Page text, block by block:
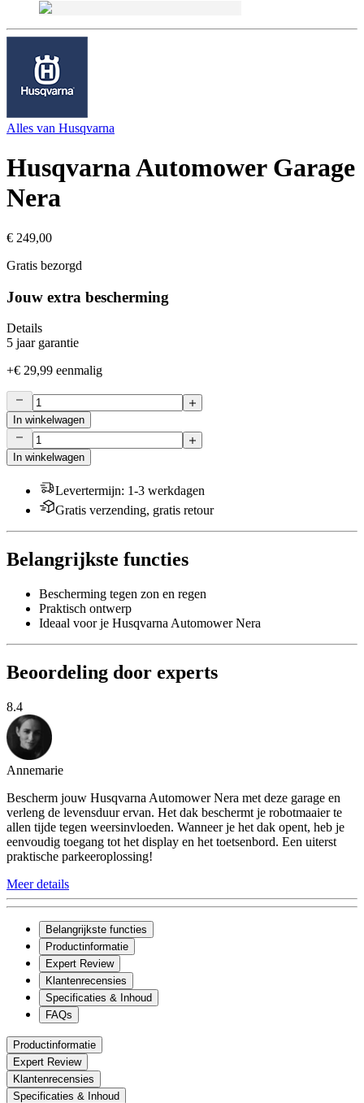
Alles van Husqvarna
Husqvarna Automower Garage
Nera
€ 249,00
Gratis bezorgd
Jouw extra bescherming
Details
5 jaar garantie
+€ 29,99 eenmalig
In winkelwagen
In winkelwagen
Levertermijn: 1-3 werkdagen
Gratis verzending, gratis retour
Belangrijkste functies
Bescherming tegen zon en regen
Praktisch ontwerp
Ideaal voor je Husqvarna Automower Nera
Beoordeling door experts
8.4
Annemarie
Bescherm jouw Husqvarna Automower Nera met deze garage en
verleng de levensduur ervan. Het dak beschermt je robotmaaier te
allen tijde tegen weersinvloeden. Wanneer je het dak opent, heb je
eenvoudig toegang tot het display en het toetsenbord. Een uiterst
praktische parkeeroplossing!
Meer details
Belangrijkste functies
Productinformatie
Expert Review
Klantenrecensies
Specificaties & Inhoud
FAQs
Productinformatie
Expert Review
Klantenrecensies
Specificaties & Inhoud